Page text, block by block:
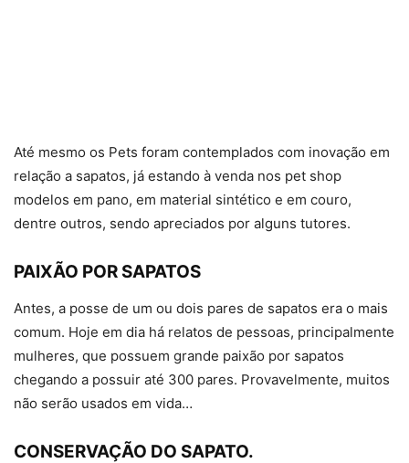
Até mesmo os Pets foram contemplados com inovação em
relação a sapatos, já estando à venda nos pet shop
modelos em pano, em material sintético e em couro,
dentre outros, sendo apreciados por alguns tutores.
PAIXÃO POR SAPATOS
Antes, a posse de um ou dois pares de sapatos era o mais
comum. Hoje em dia há relatos de pessoas, principalmente
mulheres, que possuem grande paixão por sapatos
chegando a possuir até 300 pares. Provavelmente, muitos
não serão usados em vida…
CONSERVAÇÃO DO SAPATO.